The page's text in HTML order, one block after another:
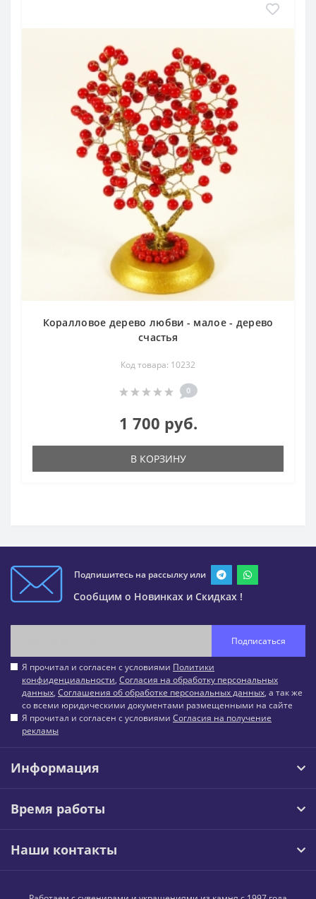
Коралловое дерево любви - малое - дерево
счастья
Код товара: 10232
0
1 700 руб.
В КОРЗИНУ
Подпишитесь на рассылку или
Сообщим о Новинках и Скидках !
Подписаться
Я прочитал и согласен с условиями Политики
конфиденциальности, Согласия на обработку персональных
данных, Соглашения об обработке персональных данных, а так же
со всеми юридическими документами размещенными на сайте
Я прочитал и согласен с условиями Согласия на получение
рекламы
Информация
Время работы
Наши контакты